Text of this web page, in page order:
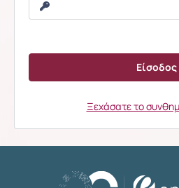
Ξεχάσατε το